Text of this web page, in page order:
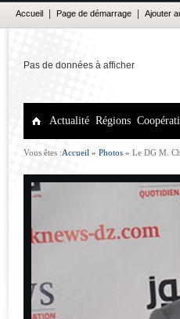
Accueil Page de démarrage Ajouter
Pas de données à afficher
Actualité Régions
Vous êtes :Accueil » Photos » Le DG M.